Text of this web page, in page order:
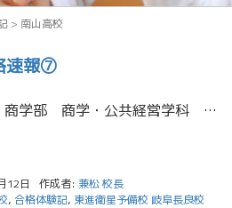
> 南山高校
速報⑦
大阪公立大学 商学部 商学・公共経営学科 合格 同志社大学 文化情報学部 文化情報学科 合格 南山大学 経済学部 経済学科 合格 南山大学 経営学部 経営学科 合格 南山大学 総合政策学部 総合政策学科 合格 南山高校３ […]
12日 作成者: 兼松 校長
, 合格体験記, 東進衛星予備校 岐阜長良校